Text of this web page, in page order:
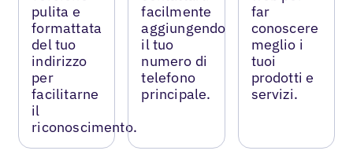
pulita e
formattata
del tuo
indirizzo
per
facilitarne
il
riconoscimento.
facilmente
aggiungendo
il tuo
numero di
telefono
principale.
far
conoscere
meglio i
tuoi
prodotti e
servizi.